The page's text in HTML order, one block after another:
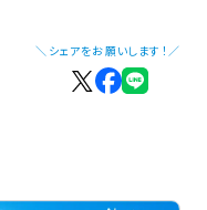
＼シェアをお願いします！／